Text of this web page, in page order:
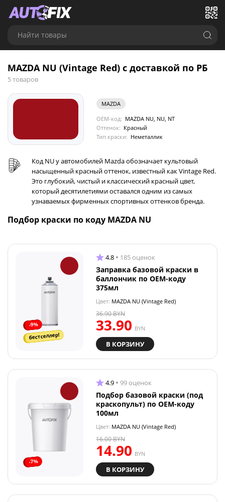
Найти товары
MAZDA NU (Vintage Red) с доставкой по РБ
5 товаров
MAZDA
OEM-код: MAZDA NU, NU, NT
Оттенок: Красный
Тип краски: Неметаллик
Код NU у автомобилей Mazda обозначает культовый
насыщенный красный оттенок, известный как Vintage Red.
Это глубокий, чистый и классический красный цвет,
который десятилетиями оставался одним из самых
узнаваемых фирменных спортивных оттенков бренда.
Подбор краски по коду MAZDA NU
-9%
бестселлер!
4.8 185 оценок
Заправка базовой краски в
баллончик по OEM-коду
375мл
Цвет: MAZDA NU (Vintage Red)
33.90 BYN
36.90BYN
В КОРЗИНУ
-7%
4.9 99 оценок
Подбор базовой краски (под
краскопульт) по OEM-коду
100мл
Цвет: MAZDA NU (Vintage Red)
14.90 BYN
16.00BYN
В КОРЗИНУ